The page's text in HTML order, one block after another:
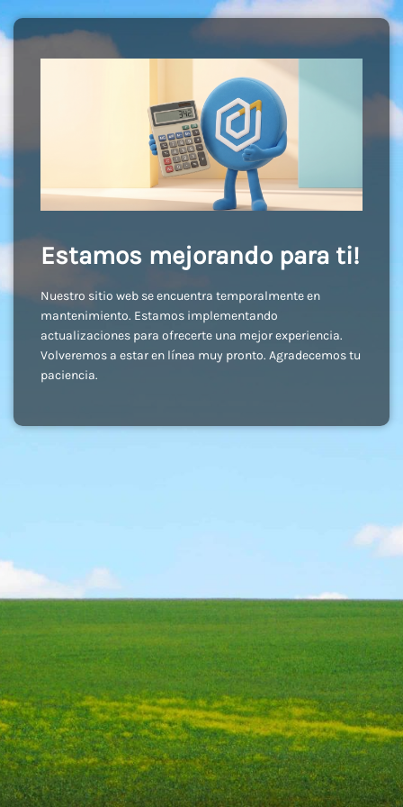
Estamos mejorando para ti!
Nuestro sitio web se encuentra temporalmente en
mantenimiento. Estamos implementando
actualizaciones para ofrecerte una mejor experiencia.
Volveremos a estar en línea muy pronto. Agradecemos tu
paciencia.